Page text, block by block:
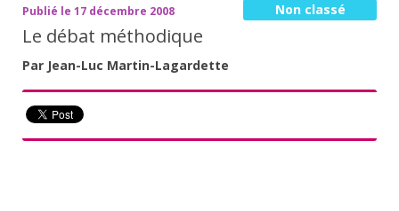
Publié le 17 décembre 2008 Non classé
Le débat méthodique
Par Jean-Luc Martin-Lagardette